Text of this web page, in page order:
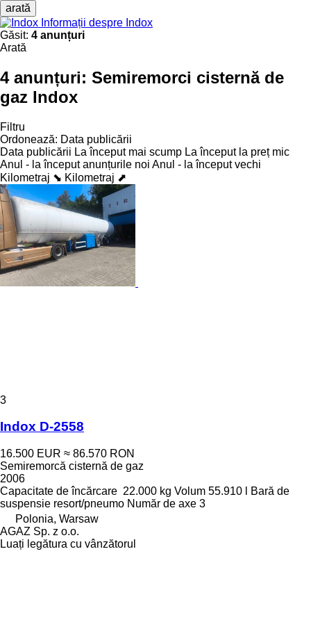
arată
Informații despre Indox
Găsit: 4 anunțuri
Arată
4 anunțuri: Semiremorci cisternă de
gaz Indox
Filtru
Ordonează: Data publicării
Data publicării La început mai scump La început la preț mic
Anul - la început anunțurile noi Anul - la început vechi
Kilometraj ⬊ Kilometraj ⬈
3
Indox D-2558
16.500 EUR ≈ 86.570 RON
Semiremorcă cisternă de gaz
2006
Capacitate de încărcare 22.000 kg Volum 55.910 l
Bară de
suspensie resort/pneumo Număr de axe 3
Polonia, Warsaw
AGAZ Sp. z o.o.
Luați legătura cu vânzătorul